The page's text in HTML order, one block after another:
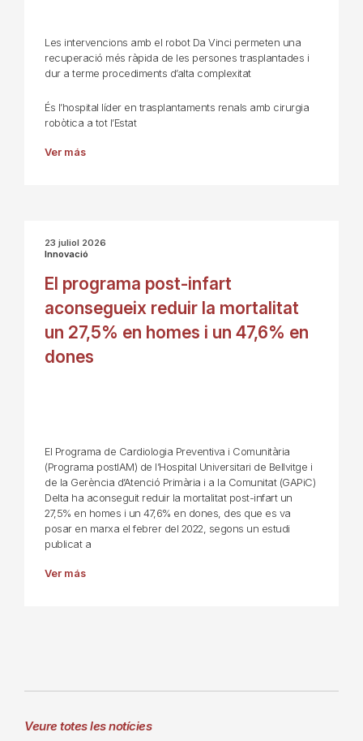
Les intervencions amb el robot Da Vinci permeten una
recuperació més ràpida de les persones trasplantades i
dur a terme procediments d’alta complexitat
És l’hospital líder en trasplantaments renals amb cirurgia
robòtica a tot l’Estat
Ver más
23 juliol 2026
Innovació
El programa post-infart
aconsegueix reduir la mortalitat
un 27,5% en homes i un 47,6% en
dones
El Programa de Cardiologia Preventiva i Comunitària
(Programa postIAM) de l’Hospital Universitari de Bellvitge i
de la Gerència d’Atenció Primària i a la Comunitat (GAPiC)
Delta ha aconseguit reduir la mortalitat post-infart un
27,5% en homes i un 47,6% en dones, des que es va
posar en marxa el febrer del 2022, segons un estudi
publicat a
Ver más
Veure totes les notícies